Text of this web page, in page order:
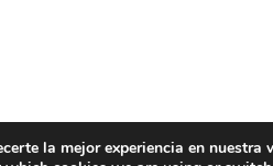
la mejor experiencia en nuestra